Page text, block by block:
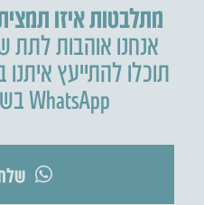
מתלבטות איזו
אנחנו אוהבות לתת
תוכלו להתייעץ איתנו
WhatsApp בשעות הפעילות.